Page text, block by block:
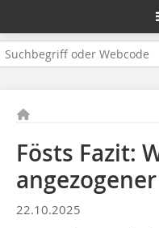
Fösts Fazit:
22.10.2025